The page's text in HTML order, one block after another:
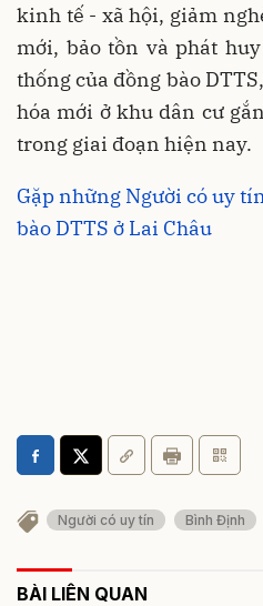
kinh tế - xã hội, giảm
mới, bảo tồn và phát
thống của đồng bào
hóa mới ở khu dân cư
trong giai đoạn hiện nay.
Gặp những Người có uy
bào DTTS ở Lai Châu
Người có uy tín Bình Định
BÀI LIÊN QUAN